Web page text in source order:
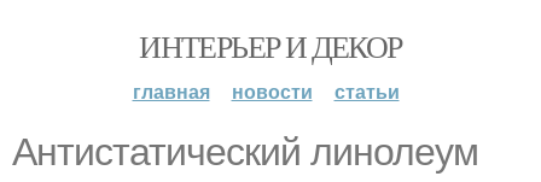
ИНТЕРЬЕР И ДЕКОР
главная новости статьи
Антистатический линолеум